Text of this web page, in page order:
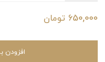
650,000 تومان
افزودن